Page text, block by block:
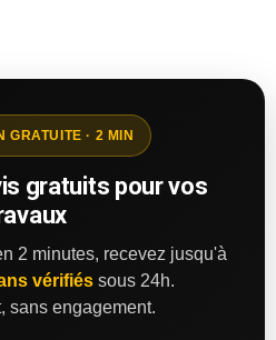
GRATUITE · 2 MIN
gratuits pour vos
2 minutes, recevez jusqu'à
vérifiéssous 24h.
sans engagement.